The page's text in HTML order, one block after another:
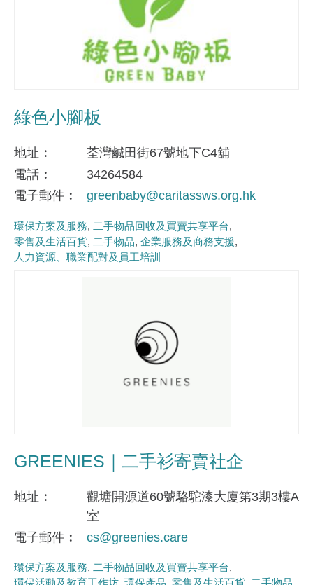
綠色小腳板
地址
荃灣鹹田街67號地下C4舖
電話
34264584
電子郵件
greenbaby@caritassws.org.hk
環保方案及服務
二手物品回收及買賣共享平台
零售及生活百貨 二手物品 企業服務及商務支援
人力資源、職業配對及員工培訓
GREENIES｜二手衫寄賣社企
地址
觀塘開源道60號駱駝漆大廈第3期3樓A
室
電子郵件
cs@greenies.care
環保方案及服務
二手物品回收及買賣共享平台